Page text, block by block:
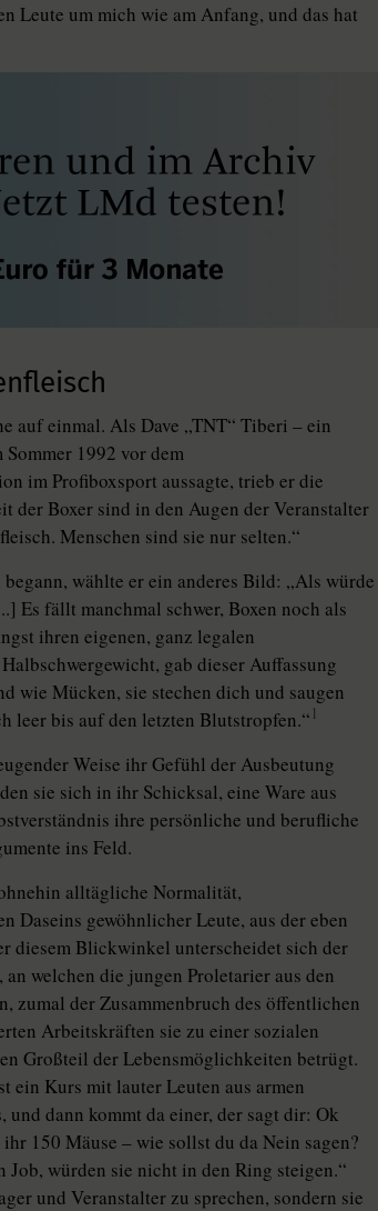
Leute um mich wie am Anfang, und das hat
auf einmal. Als Dave „TNT“ Tiberi – ein
1992 vor dem
im Profiboxsport aussagte, trieb er die
der Boxer sind in den Augen der Veranstalter
Menschen sind sie nur selten.“
wählte er ein anderes Bild: „Als würde
Es fällt manchmal schwer, Boxen noch als
ihren eigenen, ganz legalen
gab dieser Auffassung
wie Mücken, sie stechen dich und saugen
leer bis auf den letzten Blutstropfen.“ 1
Weise ihr Gefühl der Ausbeutung
sie sich in ihr Schicksal, eine Ware aus
ihre persönliche und berufliche
ins Feld.
alltägliche Normalität,
Daseins gewöhnlicher Leute, aus der eben
diesem Blickwinkel unterscheidet sich der
welchen die jungen Proletarier aus den
zumal der Zusammenbruch des öffentlichen
Arbeitskräften sie zu einer sozialen
Großteil der Lebensmöglichkeiten betrügt.
ein Kurs mit lauter Leuten aus armen
dann kommt da einer, der sagt dir: Ok
150 Mäuse – wie sollst du da Nein sagen?
Job, würden sie nicht in den Ring steigen.“
und Veranstalter zu sprechen, sondern sie